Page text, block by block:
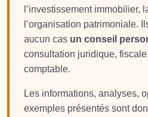
l’investissement immobilier,
l’organisation patrimoniale.
aucun cas un conseil
consultation juridique,
comptable.
Les informations, analyses,
exemples présentés sont